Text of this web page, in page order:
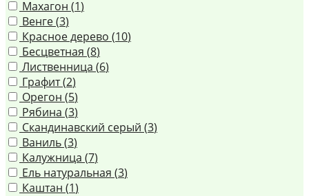
Махагон (1)
Венге (3)
Красное дерево (10)
Бесцветная (8)
Лиственница (6)
Графит (2)
Орегон (5)
Рябина (3)
Скандинавский серый (3)
Ваниль (3)
Калужница (7)
Ель натуральная (3)
Каштан (1)